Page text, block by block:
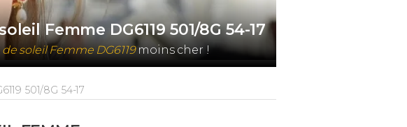
Femme DG6119 501/8G 54-17
soleil Femme DG6119moins cher !
501/8G 54-17